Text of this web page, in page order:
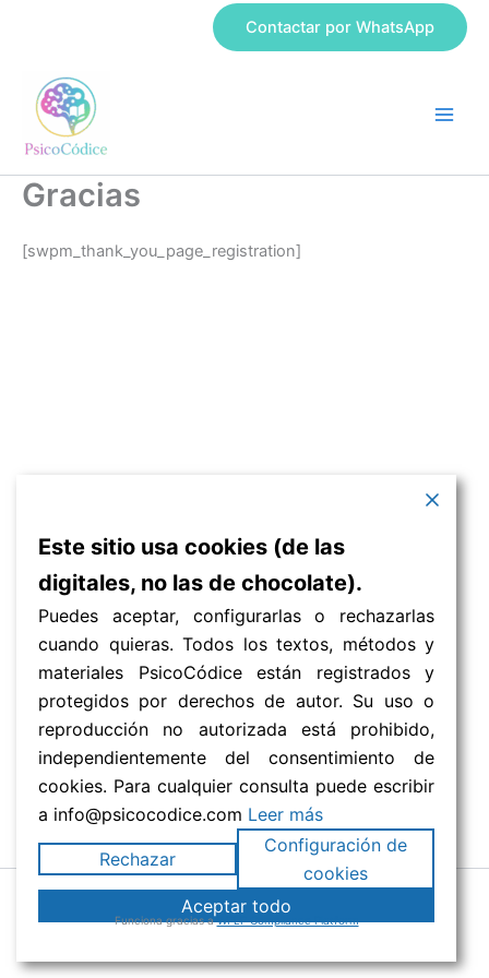
Contactar por WhatsApp
Gracias
[swpm_thank_you_page_registration]
Todos los derechos reservados © 2026 PsicoCódice
Este sitio usa cookies (de las
digitales, no las de chocolate).
Puedes aceptar, configurarlas o rechazarlas
cuando quieras. Todos los textos, métodos y
materiales PsicoCódice están registrados y
protegidos por derechos de autor. Su uso o
reproducción no autorizada está prohibido,
independientemente del consentimiento de
cookies. Para cualquier consulta puede escribir
a info@psicocodice.com Leer más
Rechazar
Configuración de
cookies
Aceptar todo
Funciona gracias aWPLP Compliance Platform